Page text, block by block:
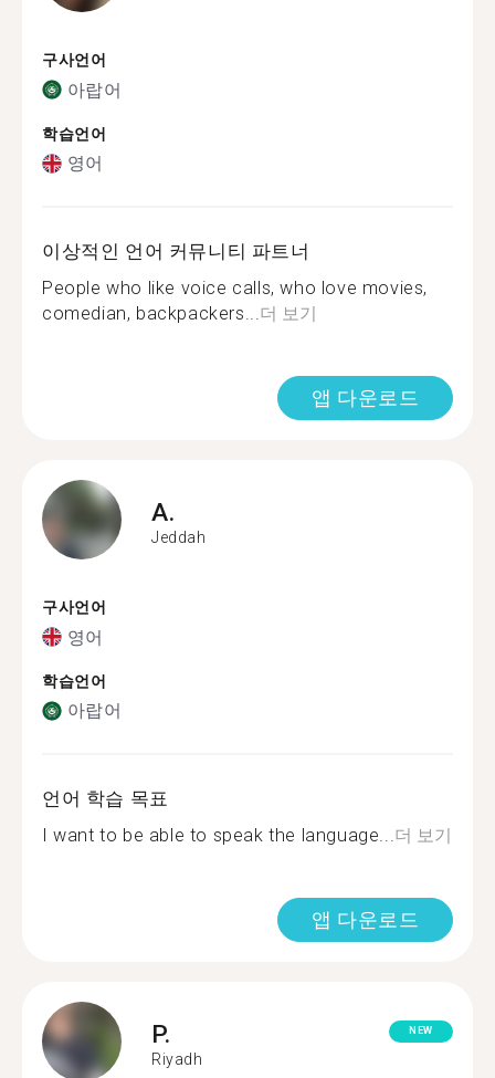
구사언어
아랍어
학습언어
영어
이상적인 언어 커뮤니티 파트너
People who like voice calls, who love movies,
comedian, backpackers...더 보기
앱 다운로드
A.
Jeddah
구사언어
영어
학습언어
아랍어
언어 학습 목표
I want to be able to speak the language...더 보기
앱 다운로드
P.
Riyadh
NEW